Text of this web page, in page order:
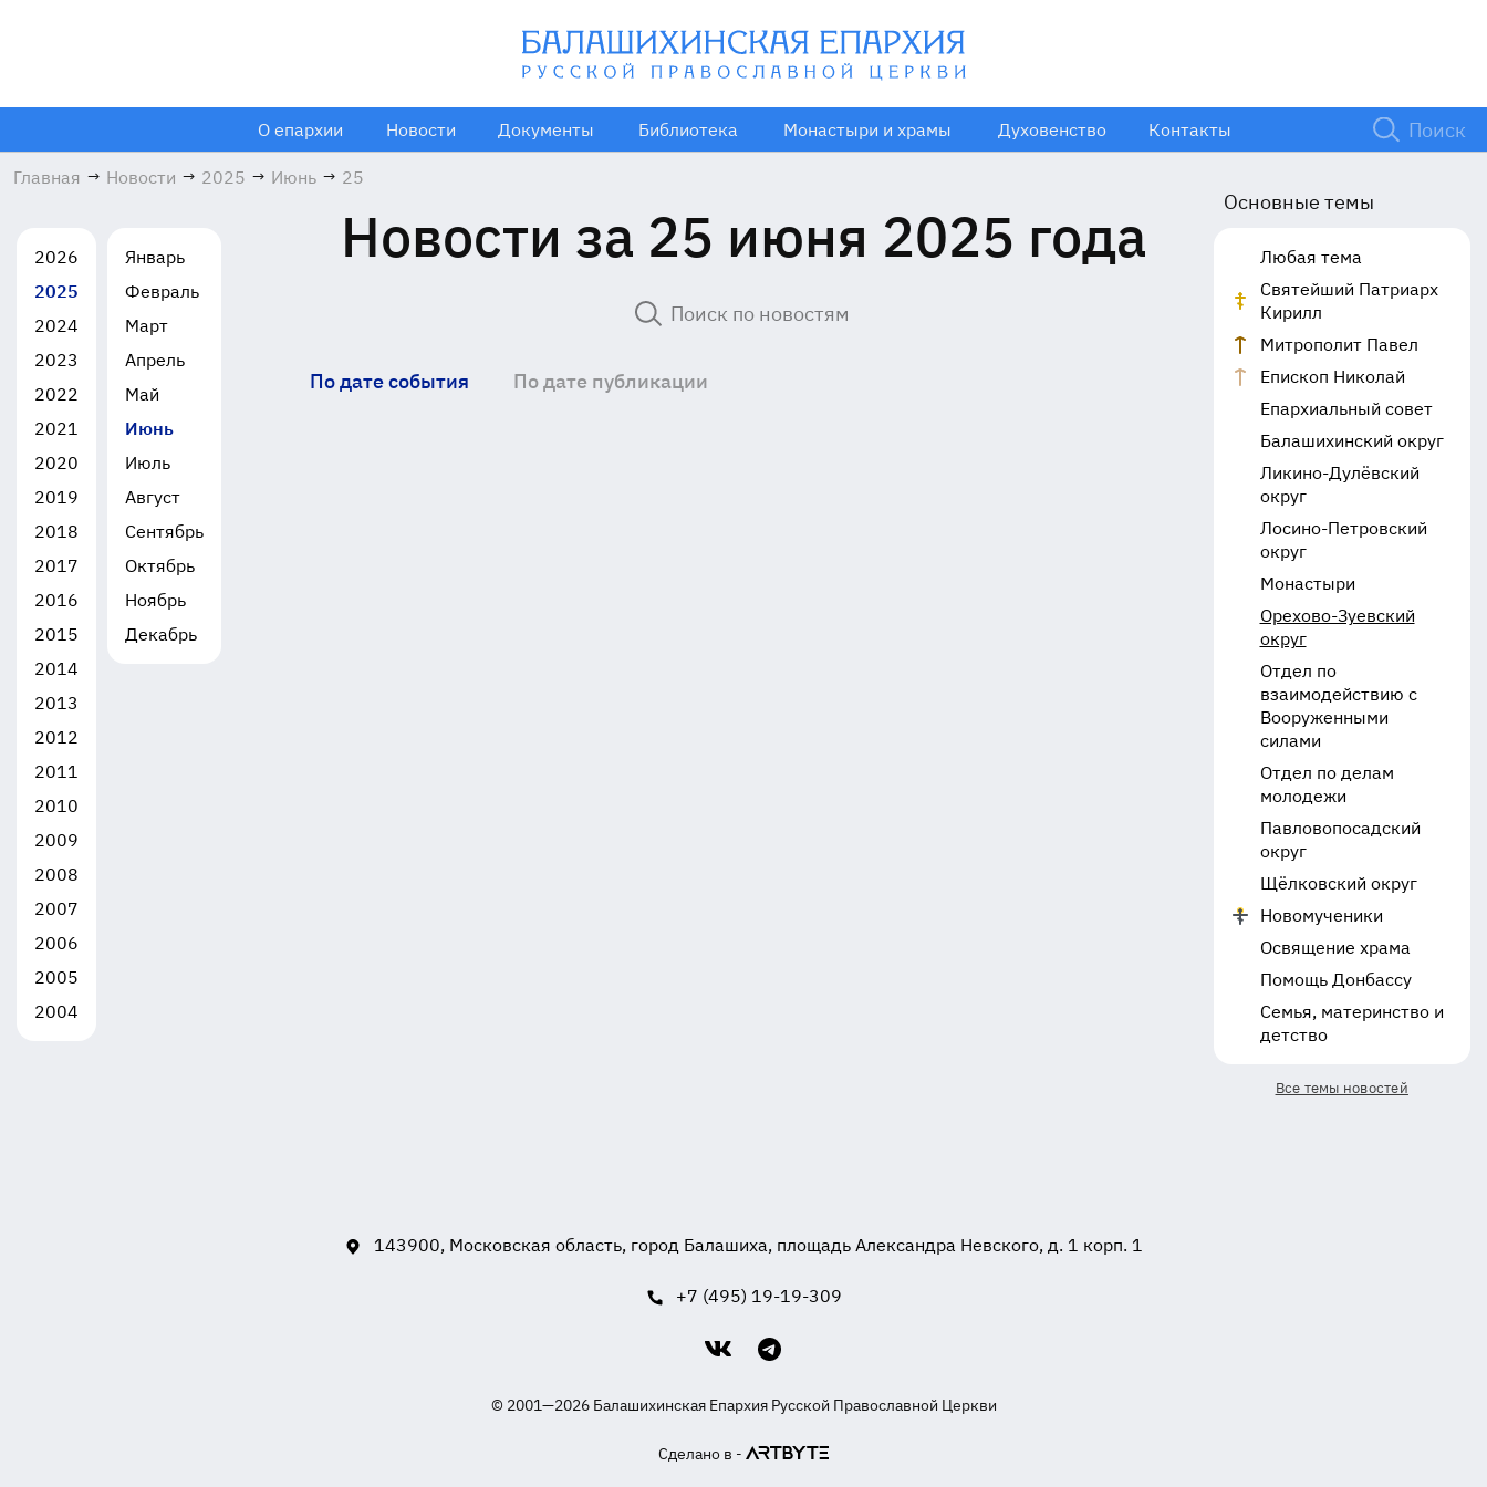
О епархии Новости Документы Библиотека Монастыри и храмы Духовенство Контакты
Главная → Новости → 2025 → Июнь → 25
2026
2025
2024
2023
2022
2021
2020
2019
2018
2017
2016
2015
2014
2013
2012
2011
2010
2009
2008
2007
2006
2005
2004
Январь
Февраль
Март
Апрель
Май
Июнь
Июль
Август
Сентябрь
Октябрь
Ноябрь
Декабрь
Новости за 25 июня 2025 года
По дате события По дате публикации
Основные темы
Любая тема
Святейший Патриарх
Кирилл
Митрополит Павел
Епископ Николай
Епархиальный совет
Балашихинский округ
Ликино-Дулёвский
округ
Лосино-Петровский
округ
Монастыри
Орехово-Зуевский
округ
Отдел по
взаимодействию с
Вооруженными
силами
Отдел по делам
молодежи
Павловопосадский
округ
Щёлковский округ
Новомученики
Освящение храма
Помощь Донбассу
Семья, материнство и
детство
Все темы новостей
143900, Московская область, город Балашиха, площадь Александра Невского, д. 1 корп. 1
+7 (495) 19-19-309
© 2001—2026 Балашихинская Епархия Русской Православной Церкви
Сделано в -